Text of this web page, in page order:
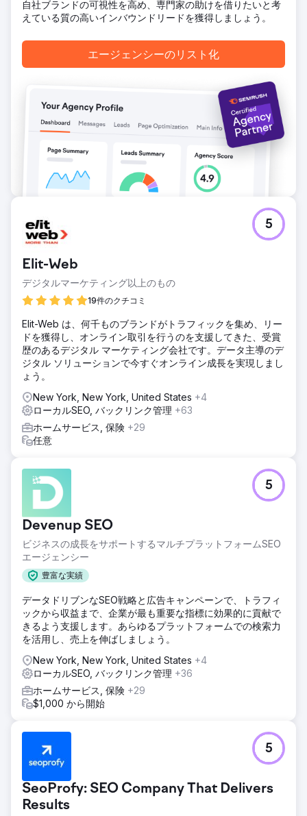
ド認知度を高め、瞬く間に認知度の高いブランドへと成長さ
せました。シームレスなオンライン体験とロイヤルティ重視
した。複数の州で25万ドルを超える広告費を管理し、ニュー
ヨーク州だけでなくニュージャージー州とコネチカット州に
制遵守のもとで実施し、リスクのない成長を実現しました。
エージェンシーページに移動
自社ブランドの可視性を高め、専門家の助けを借りたいと考
えている質の高いインバウンドリードを獲得しましょう。
エージェンシーのリスト化
Elit-Web
デジタルマーケティング以上のもの
19件のクチコミ
5
Elit-Web は、何千ものブランドがトラフィックを集め、リー
ドを獲得し、オンライン取引を行うのを支援してきた、受賞
歴のあるデジタル マーケティング会社です。データ主導のデ
ジタル ソリューションで今すぐオンライン成長を実現しまし
ょう。
New York, New York, United States +4
ローカルSEO, バックリンク管理 +63
ホームサービス, 保険 +29
任意
Devenup SEO
ビジネスの成長をサポートするマルチプラットフォームSEO
エージェンシー
豊富な実績
5
データドリブンなSEO戦略と広告キャンペーンで、トラフィ
ックから収益まで、企業が最も重要な指標に効果的に貢献で
きるよう支援します。あらゆるプラットフォームでの検索力
を活用し、売上を伸ばしましょう。
New York, New York, United States +4
ローカルSEO, バックリンク管理 +36
ホームサービス, 保険 +29
$1,000 から開始
SeoProfy: SEO Company That Delivers
Results
5